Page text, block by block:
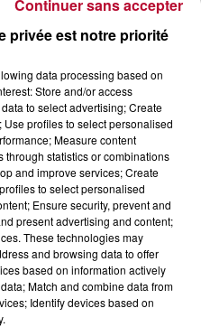
» INVESTIT
le spectacle « Le Rêve
l'amphithéâtre romain les 6,
privée est notre priorité
data processing based on
Store and/or access
to select advertising; Create
profiles to select personalised
Measure content
statistics or combinations
and improve services; Create
to select personalised
Ensure security, prevent and
present advertising and content;
These technologies may
and browsing data to offer
based on information actively
Match and combine data from
Identify devices based on
Continuer sans accepter